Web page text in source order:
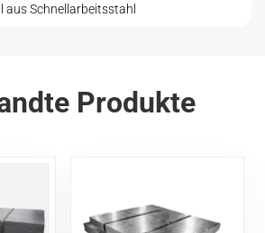
aus Schnellarbeitsstahl
Produkte